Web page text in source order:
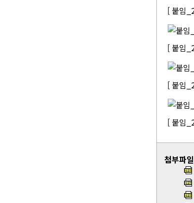
[ 붙임
[ 붙임
[ 붙임
[ 붙임
첨부파일